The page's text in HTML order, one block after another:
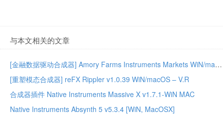
与本文相关的文章
[金融数据驱动合成器] Amory Farms Instruments Markets WiN/macOS – ARCADiA
[重塑模态合成器] reFX Rippler v1.0.39 WiN/macOS – V.R
合成器插件 Native Instruments Massive X v1.7.1-WiN MAC
Native Instruments Absynth 5 v5.3.4 [WiN, MacOSX]